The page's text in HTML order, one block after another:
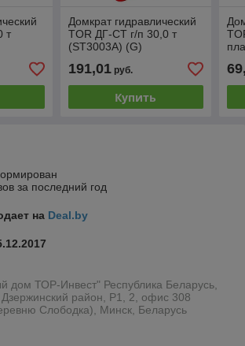
т
Домкрат гидравлический
TOR ДГ-CT г/п 30,0 т
(ST3003A) (G)
191,01руб.
Купить
за последний год
на Deal.by
дом ТОР-Инвест" Республика Беларусь,
район, Р1, 2, офис 308
Слободка), Минск, Беларусь